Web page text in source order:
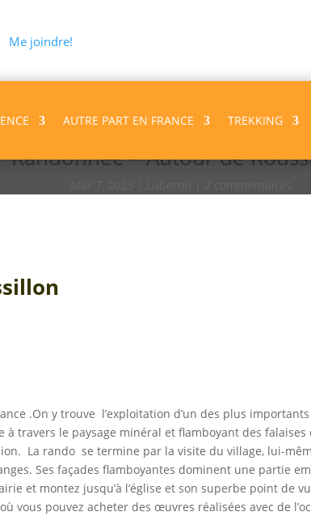
Me joindre!
AUTRE PART EN FRANCE TREKKING
Randonnée – Autour de
.On y trouve l’exploitation d’un des plus importants
travers le paysage minéral et flamboyant des falaises
La rando se termine par la visite du village, lui-
Ses façades flamboyantes dominent une partie
et montez jusqu’à l’église et son superbe point de
vous pouvez acheter des œuvres réalisées avec de